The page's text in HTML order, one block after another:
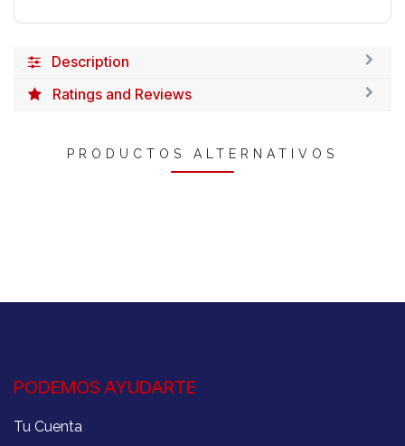
Description
Ratings and Reviews
PRODUCTOS ALTERNATIVOS
PODEMOS AYUDARTE
Tu Cuenta